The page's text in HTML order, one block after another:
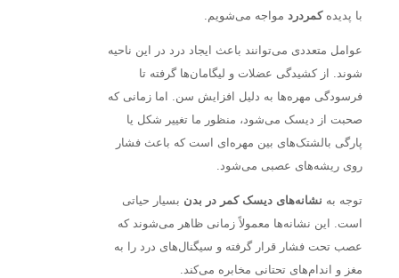
با پدیدهکمردرد مواجه می‌شویم.
عوامل متعددی می‌توانند باعث ایجاد درد در این ناحیه
شوند. از کشیدگی عضلات و لیگامان‌ها گرفته تا
فرسودگی مهره‌ها به دلیل افزایش سن. اما زمانی که
صحبت از دیسک می‌شود، منظور ما تغییر شکل یا
پارگی بالشتک‌های بین مهره‌ای است که باعث فشار
روی ریشه‌های عصبی می‌شود.
توجه به نشانه‌های دیسک کمر در بدن بسیار حیاتی
است. این نشانه‌ها معمولاً زمانی ظاهر می‌شوند که
عصب تحت فشار قرار گرفته و سیگنال‌های درد را به
مغز و اندام‌های تحتانی مخابره می‌کند.